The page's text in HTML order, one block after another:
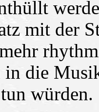
mit der
in die
würden.